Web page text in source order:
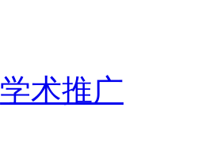
学术推广